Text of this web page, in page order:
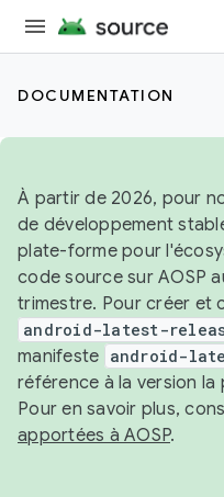
DOCUMENTATION
À partir de 2026, pour
de développement
plate-forme pour
code source sur AOSP
trimestre. Pour créer et
android-latest-
manifeste android-
référence à la version la
Pour en savoir plus,
apportées à AOSP.